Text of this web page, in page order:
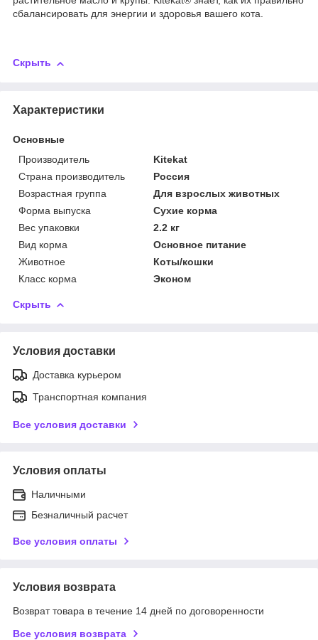
сбалансировать для энергии и здоровья вашего кота.
Скрыть
Характеристики
Основные
Производитель
Kitekat
Страна производитель
Россия
Возрастная группа
Для взрослых животных
Форма выпуска
Сухие корма
Вес упаковки
2.2 кг
Вид корма
Основное питание
Животное
Коты/кошки
Класс корма
Эконом
Скрыть
Условия доставки
Доставка курьером
Транспортная компания
Все условия доставки
Условия оплаты
Наличными
Безналичный расчет
Все условия оплаты
Условия возврата
Возврат товара в течение 14 дней по договоренности
Все условия возврата